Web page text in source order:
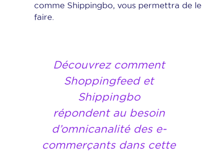
comme Shippingbo, vous permettra de le
faire.
Découvrez comment
Shoppingfeed et
Shippingbo
répondent au besoin
d’omnicanalité des e-
commerçants dans cette